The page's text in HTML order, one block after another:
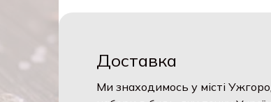
Ми знаходимось у місті
набори в будь-яку точку